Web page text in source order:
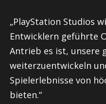
„PlayStation Studios
Entwicklern geführte
Antrieb es ist, unsere
weiterzuentwickeln
Spielerlebnisse von
bieten.“